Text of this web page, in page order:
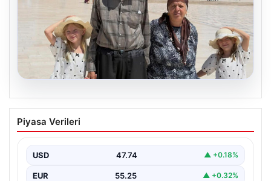
Yıldırım ailesinin 34 yıllık mucizesi:
Anıtkabir hayali gerçek oldu
Zeynep Yıldırım (59), tam 34 yıl boyunca…
Piyasa Verileri
USD 47.74 ▲ +0.18%
EUR 55.25 ▲ +0.32%